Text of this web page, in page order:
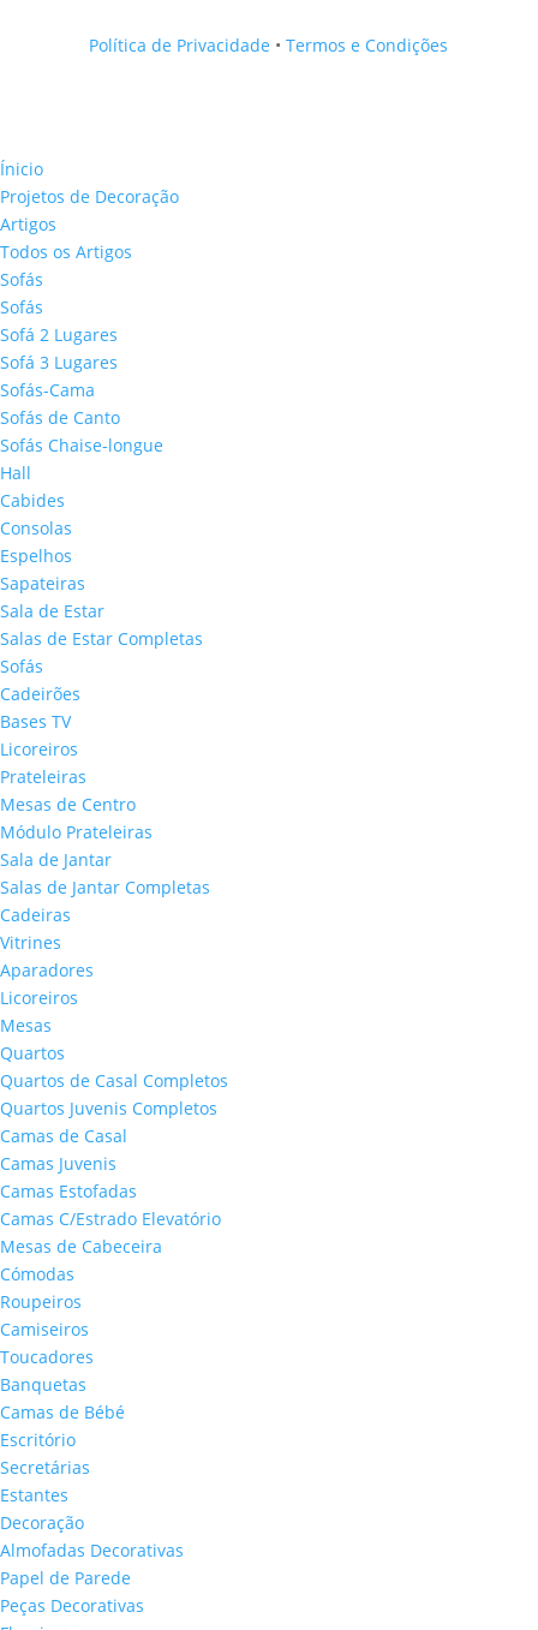
Política de Privacidade •Termos e Condições
Ínicio
Projetos de Decoração
Artigos
Todos os Artigos
Sofás
Sofás
Sofá 2 Lugares
Sofá 3 Lugares
Sofás-Cama
Sofás de Canto
Sofás Chaise-longue
Hall
Cabides
Consolas
Espelhos
Sapateiras
Sala de Estar
Salas de Estar Completas
Sofás
Cadeirões
Bases TV
Licoreiros
Prateleiras
Mesas de Centro
Módulo Prateleiras
Sala de Jantar
Salas de Jantar Completas
Cadeiras
Vitrines
Aparadores
Licoreiros
Mesas
Quartos
Quartos de Casal Completos
Quartos Juvenis Completos
Camas de Casal
Camas Juvenis
Camas Estofadas
Camas C/Estrado Elevatório
Mesas de Cabeceira
Cómodas
Roupeiros
Camiseiros
Toucadores
Banquetas
Camas de Bébé
Escritório
Secretárias
Estantes
Decoração
Almofadas Decorativas
Papel de Parede
Peças Decorativas